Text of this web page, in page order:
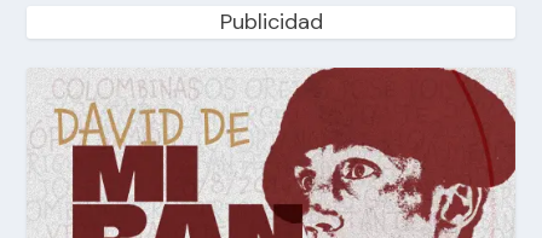
Publicidad